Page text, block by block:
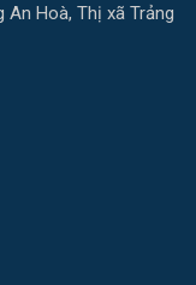
An Hoà, Thị xã Trảng